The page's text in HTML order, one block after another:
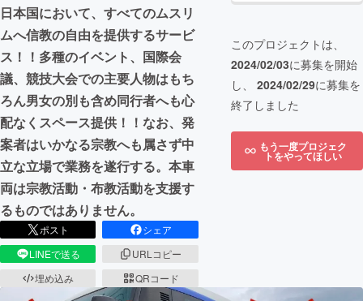
日本国において、すべてのムスリ
ムへ信教の自由を提供するサービ
ス！！多種のイベント、国際会
議、競技大会での主要人物はもち
ろん男女の別も含め同行者へも心
配なくスペース提供！！なお、発
案者はいかなる宗教へも属さず中
立な立場で業務を遂行する。本車
両は宗教活動・布教活動を支援す
るものではありません。
ポスト
シェア
LINEで送る
URLコピー
埋め込み
QRコード
このプロジェクトは、
2024/02/03に募集を開始
し、 2024/02/29に募集を
終了しました
もう一度プロジェク
トをやってほしい